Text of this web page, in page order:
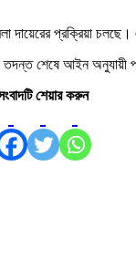
প্রক্রিয়া
শেষে আইন অনুযায়ী
শেয়ার করুন